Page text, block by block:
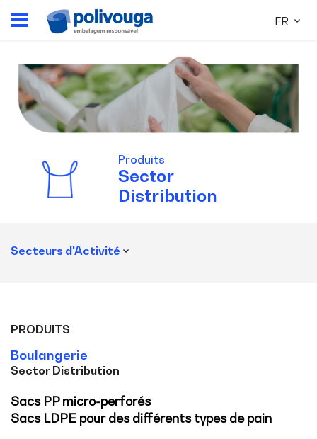
FR
Produits
Sector
Distribution
Secteurs d'Activité
PRODUITS
Boulangerie
Sector Distribution
Sacs PP micro-perforés
Sacs LDPE pour des différents types de pain